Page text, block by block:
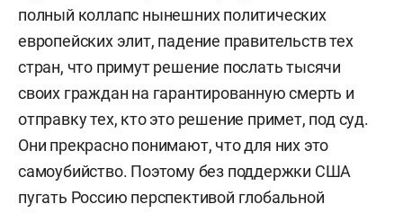
полный коллапс нынешних политических
европейских элит, падение правительств тех
стран, что примут решение послать тысячи
своих граждан на гарантированную смерть и
отправку тех, кто это решение примет, под суд.
Они прекрасно понимают, что для них это
самоубийство. Поэтому без поддержки США
пугать Россию перспективой глобальной